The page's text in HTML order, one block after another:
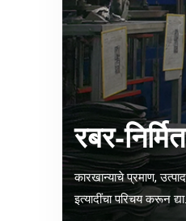
रबर-
कारखान्याचे प्रमाण,
इत्यादींचा परिचय करून द्या.